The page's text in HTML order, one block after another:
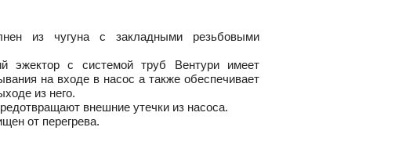
из чугуна с закладными резьбовыми
эжектор с системой труб Вентури имеет
на входе в насос а также обеспечивает
из него.
внешние утечки из насоса.
от перегрева.